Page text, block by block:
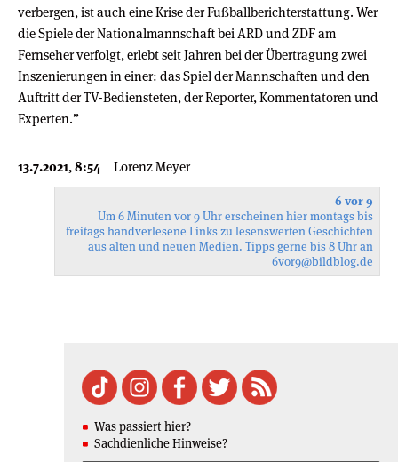
verbergen, ist auch eine Krise der Fußballberichterstattung. Wer
die Spiele der Nationalmannschaft bei ARD und ZDF am
Fernseher verfolgt, erlebt seit Jahren bei der Übertragung zwei
Inszenierungen in einer: das Spiel der Mannschaften und den
Auftritt der TV-Bediensteten, der Reporter, Kommentatoren und
Experten.”
13.7.2021, 8:54 Lorenz Meyer
6 vor 9
Um 6 Minuten vor 9 Uhr erscheinen hier montags bis
freitags handverlesene Links zu lesenswerten Geschichten
aus alten und neuen Medien. Tipps gerne bis 8 Uhr an
6vor9@bildblog.de
Was passiert hier?
Sachdienliche Hinweise?